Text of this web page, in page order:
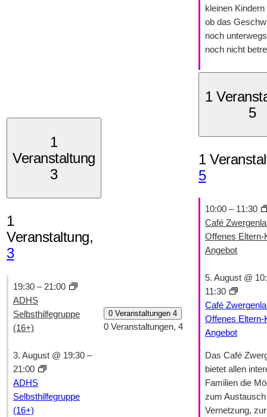
kleinen Kindern
ob das
noch
noch nicht
1
Veranstaltung
3
1
Veranstaltung,
3
19:30 –21:00
ADHS
Selbsthilfegruppe
(16+)
3. August @ 19:30 –
21:00
ADHS
Selbsthilfegruppe
(16+)
0 Veranstaltungen 4
0 Veranstaltungen, 4
1
5
1
5
10:00 – 11:30
Café
Offenes Eltern-
Angebot
5. August @
11:30
Café
Offenes Eltern-
Angebot
Das Café
bietet allen
Familien die
zum
Vernetzung, zur